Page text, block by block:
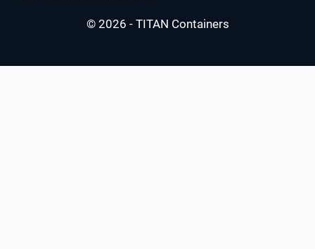
© 2026 - TITAN Containers